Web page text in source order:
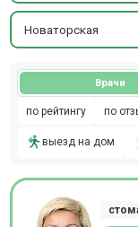
Новаторская
Врачи
по рейтингу по
выезд на дом